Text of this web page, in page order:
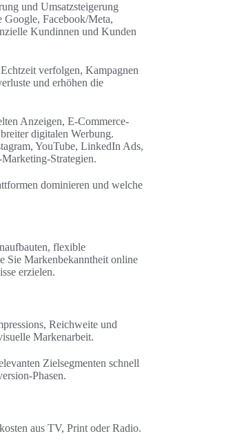
und Umsatzsteigerung
Google, Facebook/Meta,
Kundinnen und Kunden
verfolgen, Kampagnen
und erhöhen die
Anzeigen, E‑Commerce-
digitalen Werbung.
YouTube, LinkedIn Ads,
Strategien.
dominieren und welche
flexible
Sie Markenbekanntheit online
erzielen.
Reichweite und
Markenarbeit.
Zielsegmenten schnell
Phasen.
aus TV, Print oder Radio.